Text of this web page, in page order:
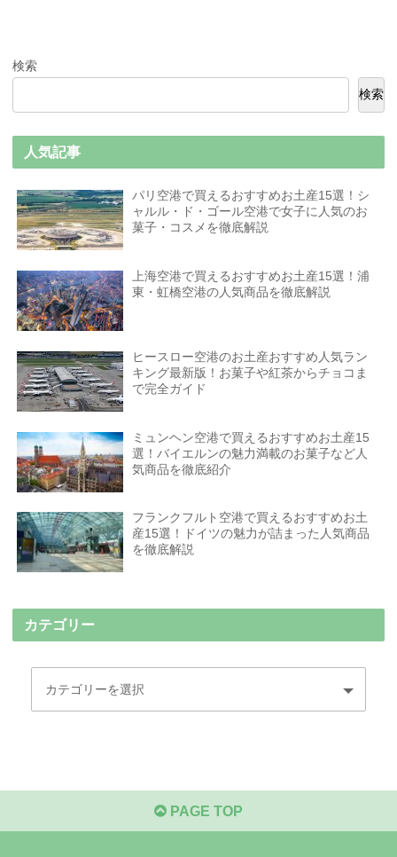
検索
検索
人気記事
パリ空港で買えるおすすめお土産15選！シ
ャルル・ド・ゴール空港で女子に人気のお
菓子・コスメを徹底解説
上海空港で買えるおすすめお土産15選！浦
東・虹橋空港の人気商品を徹底解説
ヒースロー空港のお土産おすすめ人気ラン
キング最新版！お菓子や紅茶からチョコま
で完全ガイド
ミュンヘン空港で買えるおすすめお土産15
選！バイエルンの魅力満載のお菓子など人
気商品を徹底紹介
フランクフルト空港で買えるおすすめお土
産15選！ドイツの魅力が詰まった人気商品
を徹底解説
カテゴリー
PAGE TOP